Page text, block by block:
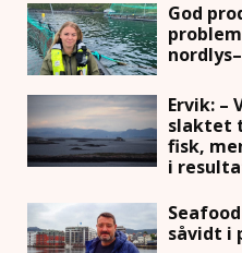
God
Ervik: –
slaktet
fisk,
i
såvidt i